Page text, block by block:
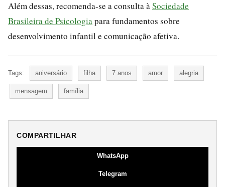
Além dessas, recomenda-se a consulta à Sociedade
Brasileira de Psicologia para fundamentos sobre
desenvolvimento infantil e comunicação afetiva.
Tags: aniversário filha 7 anos amor alegria
mensagem família
COMPARTILHAR
WhatsApp
Telegram